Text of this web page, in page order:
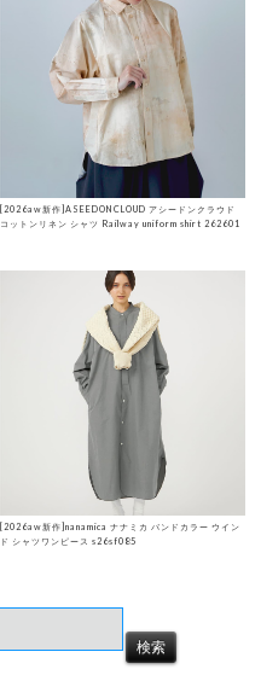
[2026aw新作]ASEEDONCLOUD アシードンクラウド
コットンリネン シャツ Railway uniform shirt 262601
[2026aw新作]nanamica ナナミカ バンドカラー ウイン
ド シャツワンピース s26sf085